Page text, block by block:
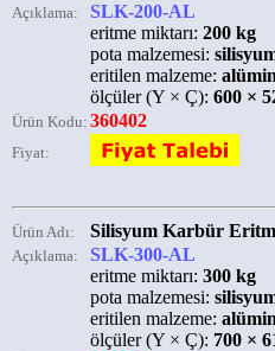
Açıklama:
SLK-200-AL
eritme miktarı: 200 kg
pota malzemesi:
eritilen malzeme:
ölçüler (Y × Ç): 600 ×
Ürün Kodu: 360402
Fiyat:
Ürün Adı: Silisyum Karbür
Açıklama:
SLK-300-AL
eritme miktarı: 300 kg
pota malzemesi:
eritilen malzeme:
ölçüler (Y × Ç): 700 ×